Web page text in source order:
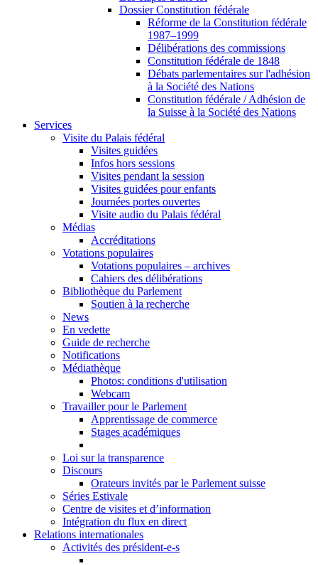
Dossier Constitution fédérale
Réforme de la Constitution fédérale
1987–1999
Délibérations des commissions
Constitution fédérale de 1848
Débats parlementaires sur l'adhésion
à la Société des Nations
Constitution fédérale / Adhésion de
la Suisse à la Société des Nations
Services
Visite du Palais fédéral
Visites guidées
Infos hors sessions
Visites pendant la session
Visites guidées pour enfants
Journées portes ouvertes
Visite audio du Palais fédéral
Médias
Accréditations
Votations populaires
Votations populaires – archives
Cahiers des délibérations
Bibliothèque du Parlement
Soutien à la recherche
News
En vedette
Guide de recherche
Notifications
Médiathèque
Photos: conditions d'utilisation
Webcam
Travailler pour le Parlement
Apprentissage de commerce
Stages académiques
Loi sur la transparence
Discours
Orateurs invités par le Parlement suisse
Séries Estivale
Centre de visites et d’information
Intégration du flux en direct
Relations internationales
Activités des président-e-s